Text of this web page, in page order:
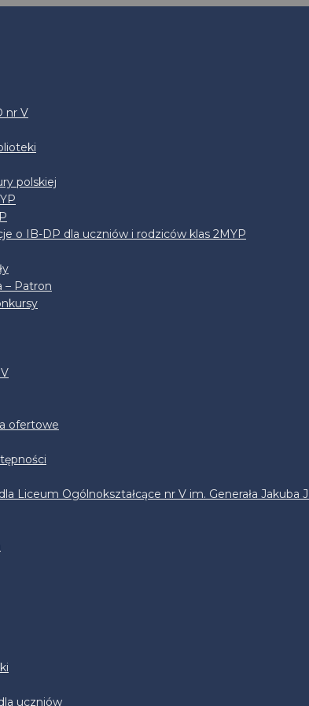
nr V
polskiej
o IB-DP dla uczniów i rodziców klas 2MYP
– Patron
ofertowe
Liceum Ogólnokształcące nr V im. Generała Jakuba
uczniów